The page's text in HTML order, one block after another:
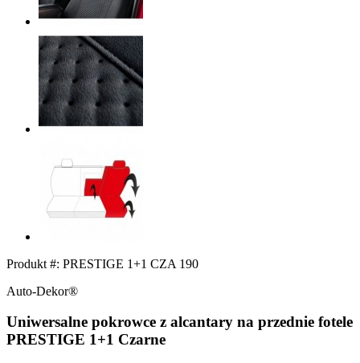
Produkt #: PRESTIGE 1+1 CZA 190
Auto-Dekor®
Uniwersalne pokrowce z alcantary na przednie fotele
PRESTIGE 1+1 Czarne